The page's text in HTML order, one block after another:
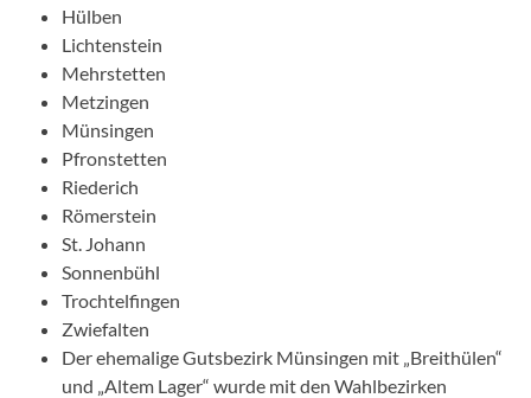
Hülben
Lichtenstein
Mehrstetten
Metzingen
Münsingen
Pfronstetten
Riederich
Römerstein
St. Johann
Sonnenbühl
Trochtelfingen
Zwiefalten
Der ehemaligeGutsbezirk Münsingen mit „Breithülen“
und „Altem Lager“ wurde mit den Wahlbezirken